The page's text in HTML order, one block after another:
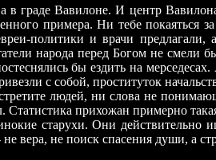
граде Вавилоне. И центр
примера. Ни тебе покаяться
политики и врачи
народа перед Богом не
бы ездить на
с собой, проституток
людей, ни слова не
Статистика прихожан примерно
старухи. Они
вера, не поиск спасения души, а